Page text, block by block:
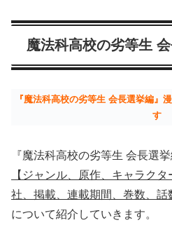
魔法科高校の劣等生
『魔法科高校の劣等生 会長選挙編』
す
『魔法科高校の劣等生 会長選
【ジャンル、原作、キャラク
社、掲載、連載期間、巻数、話
について紹介していきます。